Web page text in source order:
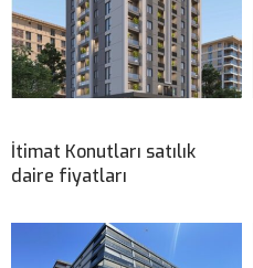
İtimat Konutları satılık
daire fiyatları